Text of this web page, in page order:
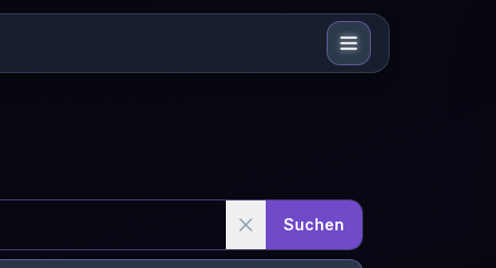
Suchen